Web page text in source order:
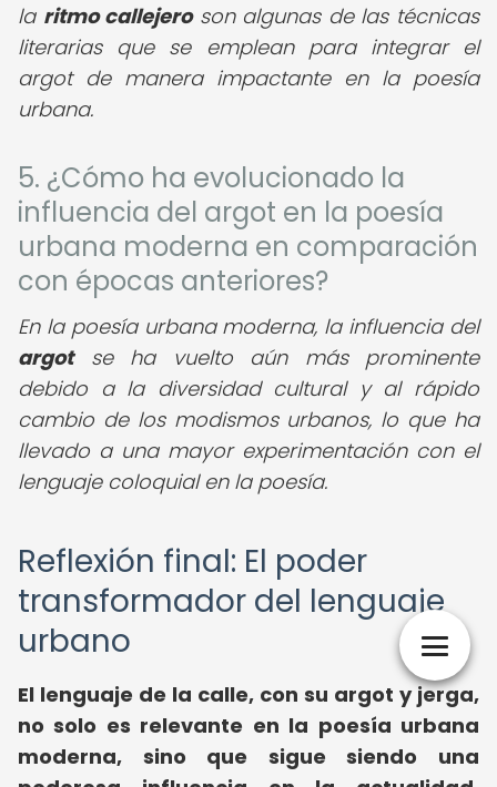
la ritmo callejeroson algunas de las técnicas
literarias que se emplean para integrar el
argot de manera impactante en la poesía
urbana.
5. ¿Cómo ha evolucionado la
influencia del argot en la poesía
urbana moderna en comparación
con épocas anteriores?
En la poesía urbana moderna, la influencia del
argotse ha vuelto aún más prominente
debido a la diversidad cultural y al rápido
cambio de los modismos urbanos, lo que ha
llevado a una mayor experimentación con el
lenguaje coloquial en la poesía.
Reflexión final: El poder
transformador del lenguaje
urbano
El lenguaje de la calle, con su argot y jerga,
no solo es relevante en la poesía urbana
moderna, sino que sigue siendo una